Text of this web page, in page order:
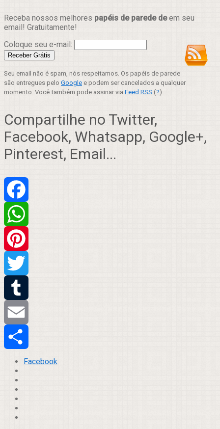
Receba nossos melhores papéis de parede deem seu
email! Gratuitamente!
Coloque seu e-mail:
Seu email não é spam, nós respeitamos. Os papéis de parede
são entregues pelo Google e podem ser cancelados a qualquer
momento. Você também pode assinar via Feed RSS (?).
Compartilhe no Twitter,
Facebook, Whatsapp, Google+,
Pinterest, Email...
Facebook
WhatsApp
Pinterest
Twitter
Tumblr
Email
Compartilhar
Facebook